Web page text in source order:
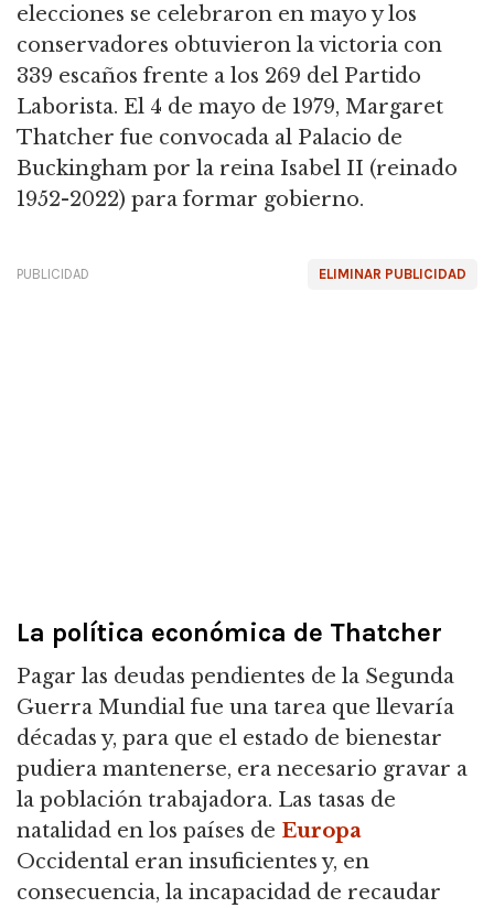
elecciones se celebraron en mayo y los
conservadores obtuvieron la victoria con
339 escaños frente a los 269 del Partido
Laborista. El 4 de mayo de 1979, Margaret
Thatcher fue convocada al Palacio de
Buckingham por la reina Isabel II (reinado
1952-2022) para formar gobierno.
ELIMINAR PUBLICIDAD
PUBLICIDAD
La política económica de Thatcher
Pagar las deudas pendientes de la Segunda
Guerra Mundial fue una tarea que llevaría
décadas y, para que el estado de bienestar
pudiera mantenerse, era necesario gravar a
la población trabajadora. Las tasas de
natalidad en los países de Europa
Occidental eran insuficientes y, en
consecuencia, la incapacidad de recaudar